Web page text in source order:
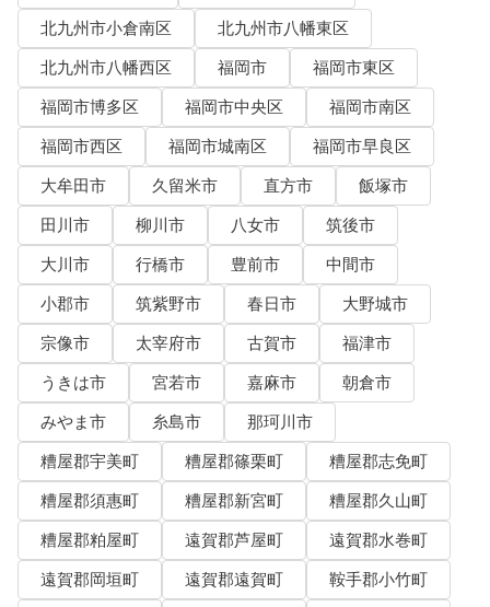
北九州市小倉南区
北九州市八幡東区
北九州市八幡西区
福岡市
福岡市東区
福岡市博多区
福岡市中央区
福岡市南区
福岡市西区
福岡市城南区
福岡市早良区
大牟田市
久留米市 直方市
飯塚市
田川市
柳川市 八女市
筑後市
大川市
行橋市 豊前市
中間市
小郡市
筑紫野市 春日市
大野城市
宗像市
太宰府市 古賀市
福津市
うきは市
宮若市 嘉麻市
朝倉市
みやま市
糸島市
那珂川市
糟屋郡宇美町
糟屋郡篠栗町
糟屋郡志免町
糟屋郡須惠町
糟屋郡新宮町
糟屋郡久山町
糟屋郡粕屋町
遠賀郡芦屋町
遠賀郡水巻町
遠賀郡岡垣町
遠賀郡遠賀町
鞍手郡小竹町